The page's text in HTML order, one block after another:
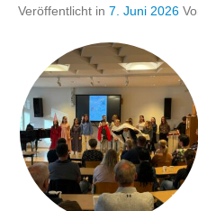
Veröffentlicht in 7. Juni 2026